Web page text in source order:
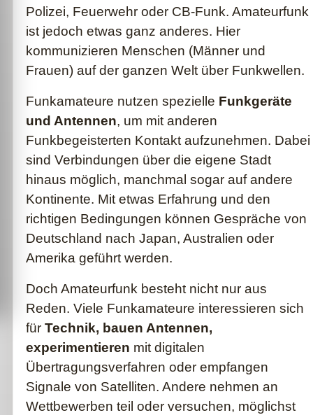
Polizei, Feuerwehr oder CB-Funk. Amateurfunk
ist jedoch etwas ganz anderes. Hier
kommunizieren Menschen (Männer und
Frauen) auf der ganzen Welt über Funkwellen.
Funkamateure nutzen spezielle Funkgeräte
und Antennen, um mit anderen
Funkbegeisterten Kontakt aufzunehmen. Dabei
sind Verbindungen über die eigene Stadt
hinaus möglich, manchmal sogar auf andere
Kontinente. Mit etwas Erfahrung und den
richtigen Bedingungen können Gespräche von
Deutschland nach Japan, Australien oder
Amerika geführt werden.
Doch Amateurfunk besteht nicht nur aus
Reden. Viele Funkamateure interessieren sich
für Technik, bauen Antennen,
experimentieren mit digitalen
Übertragungsverfahren oder empfangen
Signale von Satelliten. Andere nehmen an
Wettbewerben teil oder versuchen, möglichst